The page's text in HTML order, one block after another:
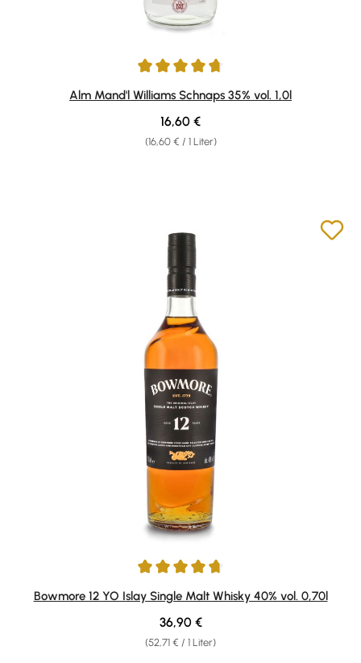
Durchschnittliche Bewertung von 4.86 von 5 Sternen
Alm Mand'l Williams Schnaps 35% vol. 1,0l
(16,60 € / 1 Liter)
Regulärer Preis:
16,60 €
Durchschnittliche Bewertung von 4.75 von 5 Sternen
Bowmore 12 YO Islay Single Malt Whisky 40% vol. 0,70l
(52,71 € / 1 Liter)
Regulärer Preis:
36,90 €